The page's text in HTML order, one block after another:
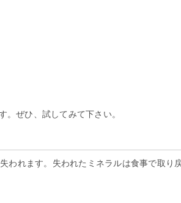
ぜひ、試してみて下さい。
われます。失われたミネラルは食事で取り